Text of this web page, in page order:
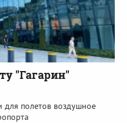
"Гагарин"
для полетов воздушное